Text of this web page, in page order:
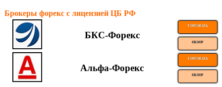
Брокеры форекс с лицензией ЦБ РФ
БКС-Форекс
ТОРГОВАТЬ
ОБЗОР
Альфа-Форекс
ТОРГОВАТЬ
ОБЗОР